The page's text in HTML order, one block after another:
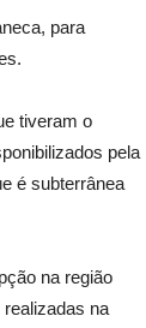
para
tiveram o
pela
é subterrânea
na região
na